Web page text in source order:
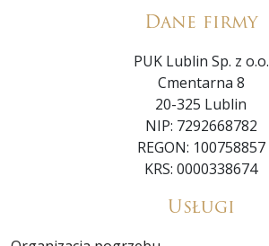
Dane firmy
PUK Lublin Sp. z o.o.
Cmentarna 8
20-325 Lublin
NIP: 7292668782
REGON: 100758857
KRS: 0000338674
Usługi